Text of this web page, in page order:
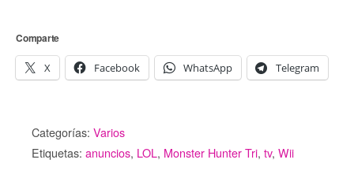
Comparte
X Facebook WhatsApp Telegram
Categorías: Varios
Etiquetas: anuncios, LOL, Monster Hunter Tri, tv, Wii